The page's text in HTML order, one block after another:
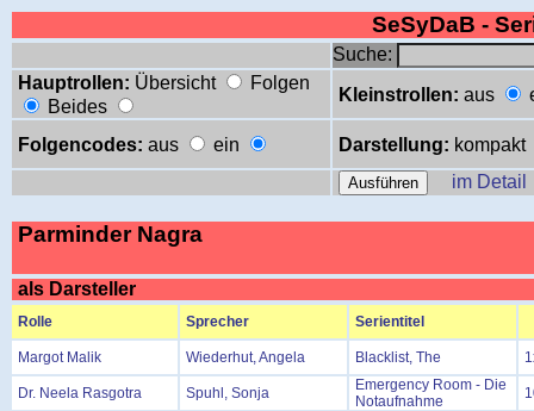
SeSyDaB -
Suche:
Hauptrollen: Übersicht
Folgen
Beides
Kleinstrollen: aus
Folgencodes: aus ein Darstellung: kompakt
im Detail
Parminder Nagra
als Darsteller
Rolle Sprecher Serientitel
Margot Malik Wiederhut, Angela Blacklist, The
Dr. Neela Rasgotra Spuhl, Sonja
Emergency Room - Die
Notaufnahme